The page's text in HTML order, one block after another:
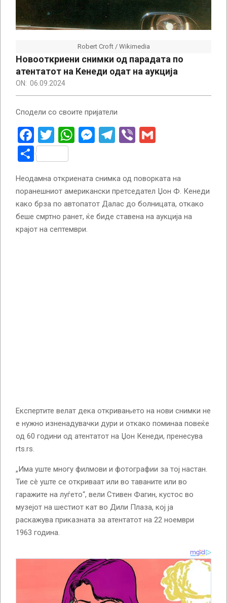
Robert Croft / Wikimedia
Новооткриени снимки од парадата по
атентатот на Кенеди одат на аукција
ON: 06.09.2024
Сподели со своите пријатели
Facebook
Twitter
WhatsApp
Messenger
Telegram
Viber
Share
Неодамна откриената снимка од поворката на
поранешниот американски претседател Џон Ф. Кенеди
како брза по автопатот Далас до болницата, откако
беше смртно ранет, ќе биде ставена на аукција на
крајот на септември.
Експертите велат дека откривањето на нови снимки не
е нужно изненадувачки дури и откако поминаа повеќе
од 60 години од атентатот на Џон Кенеди, пренесува
rts.rs.
„Има уште многу филмови и фотографии за тој настан.
Тие сè уште се откриваат или во таваните или во
гаражите на луѓето“, вели Стивен Фагин, кустос во
музејот на шестиот кат во Дили Плаза, кој ја
раскажува приказната за атентатот на 22 ноември
1963 година.